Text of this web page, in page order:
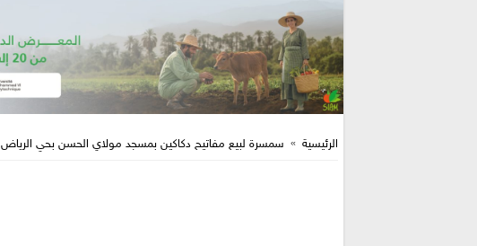
الرئيسية » سمسرة لبيع مفاتيح دكاكين بمسجد مولاي الحسن بحي الرياض